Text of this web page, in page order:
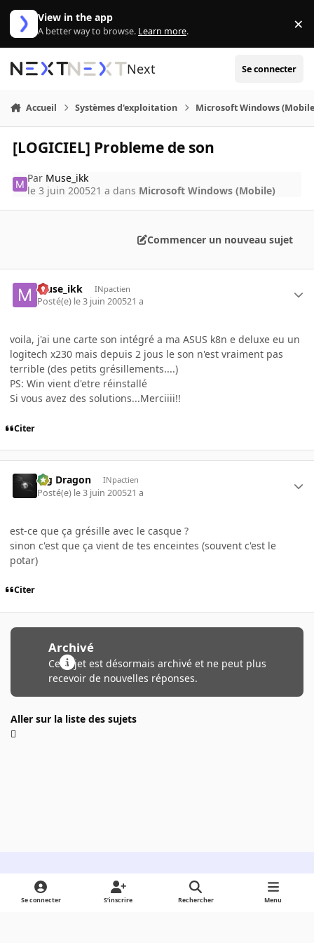
Aller au contenu
View in the app
A better way to browse. Learn more. ×
Next Se connecter
Accueil Systèmes d'exploitation Microsoft Windows
[LOGICIEL] Probleme de son
Par Muse_ikk
le 3 juin 200521 a dans Microsoft Windows (Mobile)
Commencer un nouveau sujet
Muse_ikk INpactien
Posté(e) le 3 juin 200521 a
voila, j'ai une carte son intégré a ma ASUS k8n e deluxe eu un
logitech x230 mais depuis 2 jous le son n'est vraiment pas
terrible (des petits grésillements....)
PS: Win vient d'etre réinstallé
Si vous avez des solutions...Merciiii!!
Citer
Big Dragon INpactien
Posté(e) le 3 juin 200521 a
est-ce que ça grésille avec le casque ?
sinon c'est que ça vient de tes enceintes (souvent c'est le
potar)
Citer
Archivé
Ce sujet est désormais archivé et ne peut plus
recevoir de nouvelles réponses.
Aller sur la liste des sujets
Light ModeDark ModeSystem Preference
Se connecter S’inscrire Rechercher Menu